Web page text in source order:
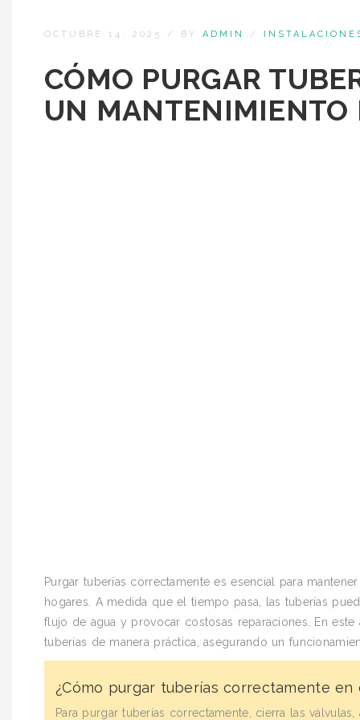
OCTUBRE 14, 2025 / BY ADMIN /
CÓMO PURGAR
UN MANTENIMIENTO
Purgar tuberías correctamente es esencial para
hogares. A medida que el tiempo pasa, las tuberías
flujo de agua y provocar costosas reparaciones. En
tuberías de manera práctica, asegurando un
¿Cómo purgar tuberías correctamente en
Para purgar tuberías correctamente, cierra las